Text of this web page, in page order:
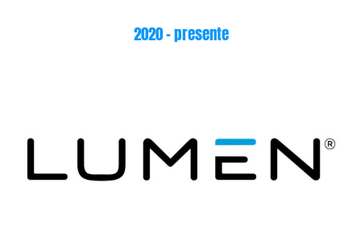
2020 – presente